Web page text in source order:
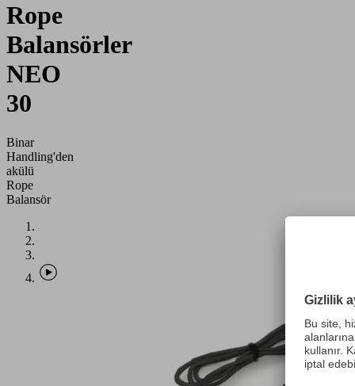
Rope
Balansörler
NEO
30
Binar
Handling'den
akülü
Rope
Balansör